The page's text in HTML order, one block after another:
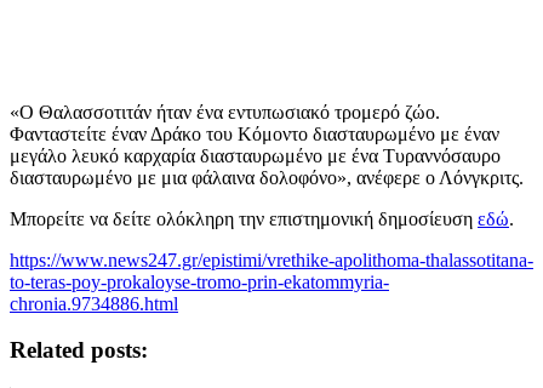
«Ο Θαλασσοτιτάν ήταν ένα εντυπωσιακό τρομερό ζώο.
Φανταστείτε έναν Δράκο του Κόμοντο διασταυρωμένο με έναν
μεγάλο λευκό καρχαρία διασταυρωμένο με ένα Τυραννόσαυρο
διασταυρωμένο με μια φάλαινα δολοφόνο», ανέφερε ο Λόνγκριτς.
Μπορείτε να δείτε ολόκληρη την επιστημονική δημοσίευση εδώ.
https://www.news247.gr/epistimi/vrethike-apolithoma-thalassotitana-
to-teras-poy-prokaloyse-tromo-prin-ekatommyria-
chronia.9734886.html
Related posts: